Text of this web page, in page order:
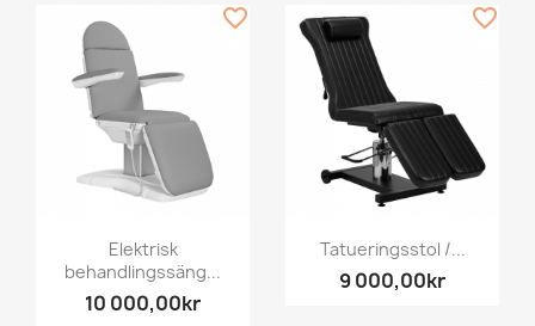
Elektrisk
behandlingssäng...
10 000,00kr
favorite_border
Tatueringsstol /...
9 000,00kr
favorite_border